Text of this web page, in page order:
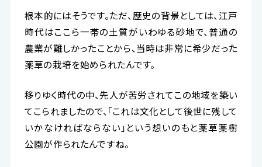
根本的にはそうです。ただ、歴史の背景としては、江戸
時代はここら一帯の土質がいわゆる砂地で、普通の
農業が難しかったことから、当時は非常に希少だった
薬草の栽培を始められたんです。
移りゆく時代の中、先人が苦労されてこの地域を築い
てこられましたので、「これは文化として後世に残して
いかなければならない」という想いのもと薬草薬樹
公園が作られたんですね。